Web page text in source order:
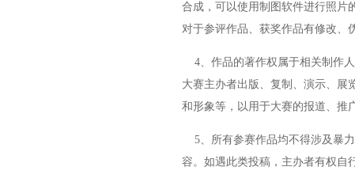
合成，可以使用制图软件进行照片
对于参评作品、获奖作品有修改、
4、作品的著作权属于相关制作
大赛主办者出版、复制、演示、展
和形象等，以用于大赛的报道、推
5、所有参赛作品均不得涉及暴
容。如遇此类投稿，主办者有权自